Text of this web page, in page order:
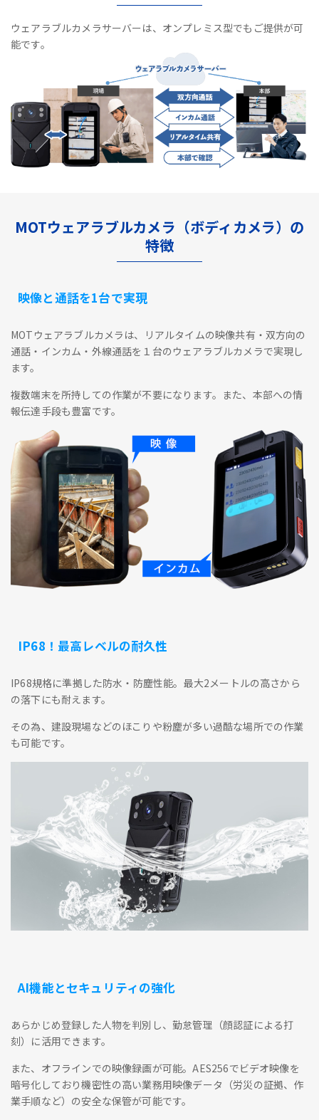
ウェアラブルカメラサーバーは、オンプレミス型でもご提供が可
能です。
MOTウェアラブルカメラ（ボディカメラ）の
特徴
映像と通話を1台で実現
MOTウェアラブルカメラは、リアルタイムの映像共有・双方向の
通話・インカム・外線通話を１台のウェアラブルカメラで実現し
ます。
複数端末を所持しての作業が不要になります。また、本部への情
報伝達手段も豊富です。
IP68！最高レベルの耐久性
IP68規格に準拠した防水・防塵性能。最大2メートルの高さから
の落下にも耐えます。
その為、建設現場などのほこりや粉塵が多い過酷な場所での作業
も可能です。
AI機能とセキュリティの強化
あらかじめ登録した人物を判別し、勤怠管理（顔認証による打
刻）に活用できます。
また、オフラインでの映像録画が可能。AES256でビデオ映像を
暗号化しており機密性の高い業務用映像データ（労災の証拠、作
業手順など）の安全な保管が可能です。